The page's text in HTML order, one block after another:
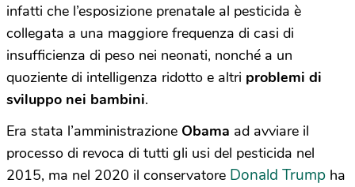
infatti che l’esposizione prenatale al pesticida è
collegata a una maggiore frequenza di casi di
insufficienza di peso nei neonati, nonché a un
quoziente di intelligenza ridotto e altri problemi di
sviluppo nei bambini.
Era stata l’amministrazione Obama ad avviare il
processo di revoca di tutti gli usi del pesticida nel
2015, ma nel 2020 il conservatore Donald Trump ha